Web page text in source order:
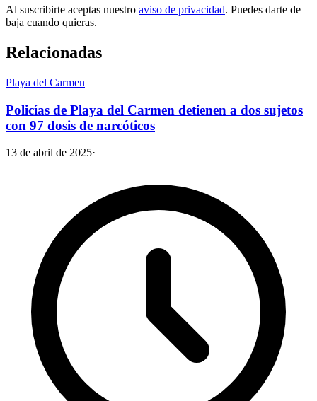
Al suscribirte aceptas nuestro aviso de privacidad. Puedes darte de
baja cuando quieras.
Relacionadas
Playa del Carmen
Policías de Playa del Carmen detienen a dos sujetos
con 97 dosis de narcóticos
13 de abril de 2025·